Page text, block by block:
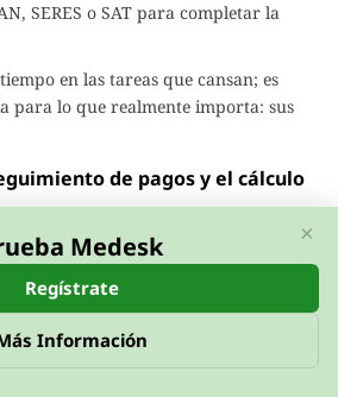
SERES o SAT para completar la
en las tareas que cansan; es
para lo que realmente importa: sus
de pagos y el cálculo
que rastrear el seguimiento de
manualmente y retener la
mente. El dueño de una
obligado a manejar operaciones
Medesk
Regístrate
Información
×